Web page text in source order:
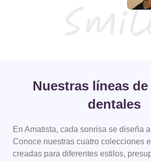
Nuestras líneas
dentales
En Amatista, cada sonrisa se diseña
Conoce nuestras cuatro colecciones
creadas para diferentes estilos,